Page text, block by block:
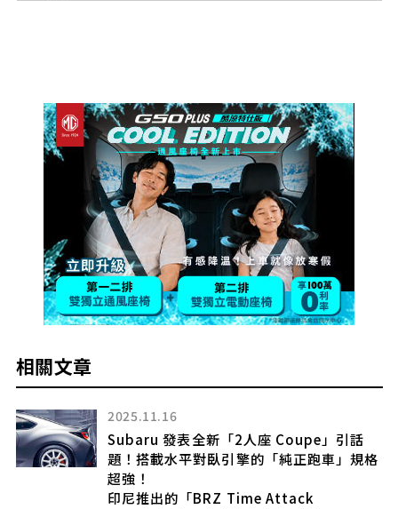
相關文章
2025.11.16
Subaru 發表全新「2人座 Coupe」引話
題！搭載水平對臥引擎的「純正跑車」規格
超強！
印尼推出的「BRZ Time Attack